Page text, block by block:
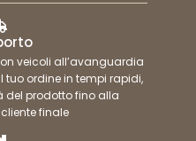
veicoli all’avanguardia
tuo ordine in tempi rapidi,
del prodotto fino alla
finale